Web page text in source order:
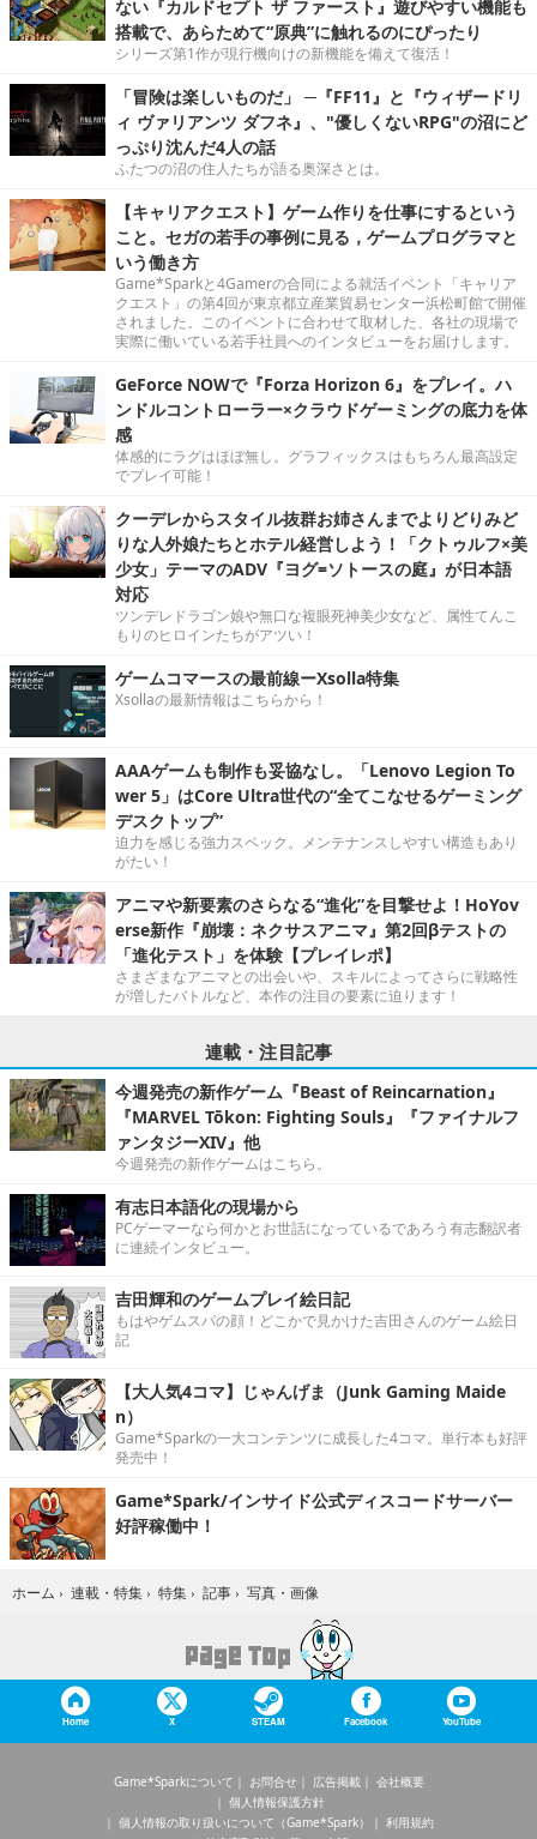
ない『カルドセプト ザ ファースト』遊びやすい機能も
搭載で、あらためて“原典”に触れるのにぴったり
シリーズ第1作が現行機向けの新機能を備えて復活！
「冒険は楽しいものだ」 ─『FF11』と『ウィザードリ
ィ ヴァリアンツ ダフネ』、"優しくないRPG"の沼にど
っぷり沈んだ4人の話
ふたつの沼の住人たちが語る奥深さとは。
【キャリアクエスト】ゲーム作りを仕事にするという
こと。セガの若手の事例に見る，ゲームプログラマと
いう働き方
Game*Sparkと4Gamerの合同による就活イベント「キャリア
クエスト」の第4回が東京都立産業貿易センター浜松町館で開催
されました。このイベントに合わせて取材した、各社の現場で
実際に働いている若手社員へのインタビューをお届けします。
GeForce NOWで『Forza Horizon 6』をプレイ。ハ
ンドルコントローラー×クラウドゲーミングの底力を体
感
体感的にラグはほぼ無し。グラフィックスはもちろん最高設定
でプレイ可能！
クーデレからスタイル抜群お姉さんまでよりどりみど
りな人外娘たちとホテル経営しよう！「クトゥルフ×美
少女」テーマのADV『ヨグ=ソトースの庭』が日本語
対応
ツンデレドラゴン娘や無口な複眼死神美少女など、属性てんこ
もりのヒロインたちがアツい！
ゲームコマースの最前線ーXsolla特集
Xsollaの最新情報はこちらから！
AAAゲームも制作も妥協なし。「Lenovo Legion To
wer 5」はCore Ultra世代の“全てこなせるゲーミング
デスクトップ”
迫力を感じる強力スペック。メンテナンスしやすい構造もあり
がたい！
アニマや新要素のさらなる“進化”を目撃せよ！HoYov
erse新作『崩壊：ネクサスアニマ』第2回βテストの
「進化テスト」を体験【プレイレポ】
さまざまなアニマとの出会いや、スキルによってさらに戦略性
が増したバトルなど、本作の注目の要素に迫ります！
連載・注目記事
今週発売の新作ゲーム『Beast of Reincarnation』
『MARVEL Tōkon: Fighting Souls』『ファイナルフ
ァンタジーXIV』他
今週発売の新作ゲームはこちら。
有志日本語化の現場から
PCゲーマーなら何かとお世話になっているであろう有志翻訳者
に連続インタビュー。
吉田輝和のゲームプレイ絵日記
もはやゲムスパの顔！どこかで見かけた吉田さんのゲーム絵日
記
【大人気4コマ】じゃんげま（Junk Gaming Maide
n）
Game*Sparkの一大コンテンツに成長した4コマ。単行本も好評
発売中！
Game*Spark/インサイド公式ディスコードサーバー
好評稼働中！
ホーム › 連載・特集 › 特集 › 記事 › 写真・画像
Home X STEAM Facebook YouTube
Game*Sparkについて お問合せ 広告掲載
会社概要
個人情報保護方針
個人情報の取り扱いについて（Game*Spark）
利用規約